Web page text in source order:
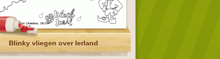
Blinky vliegen over Ierland